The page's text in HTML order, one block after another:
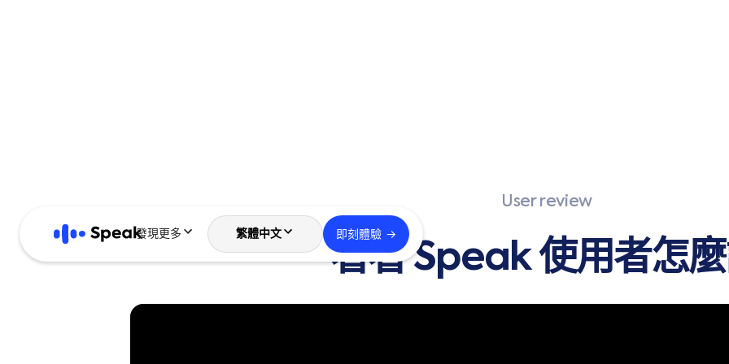
發現更多 繁體中文 即刻體驗 →
User review
看看 Speak 使用者怎